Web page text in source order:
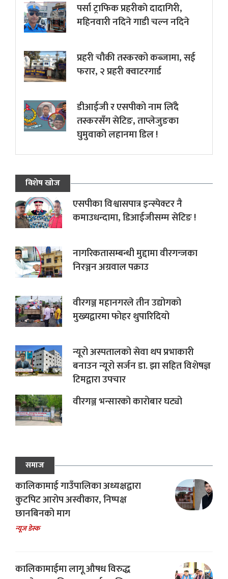
पर्सा ट्राफिक प्रहरीकाे दादागिरी,
महिनवारी नदिने गाडी चल्न नदिने
प्रहरी चौकी तस्करको कब्जामा, सई
फरार, २ प्रहरी क्वाटरगार्ड
डीआईजी र एसपीको नाम लिँदै
तस्करसँग सेटिङ, ताप्लेजुङका
घुमुवाको लहानमा डिल !
विशेष खोज
एसपीका विश्वासपात्र इन्स्पेक्टर नै
कमाउधन्दामा, डिआईजीसम्म सेटिङ !
नागरिकतासम्बन्धी मुद्दामा वीरगन्जका
निरञ्जन अग्रवाल पक्राउ
वीरगञ्ज महानगरले तीन उद्योगको
मुख्यद्वारमा फोहर थुपारिदियो
न्यूरो अस्पतालको सेवा थप प्रभाकारी
बनाउन न्यूरो सर्जन डा. झा सहित विशेषज्ञ
टिमद्वारा उपचार
वीरगञ्ज भन्सारको कारोबार घट्यो
समाज
कालिकामाई गाउँपालिका अध्यक्षद्वारा
कुटपिट आरोप अस्वीकार, निष्पक्ष
छानबिनको माग
न्यूज डेस्क
कालिकामाईमा लागू औषध विरुद्ध